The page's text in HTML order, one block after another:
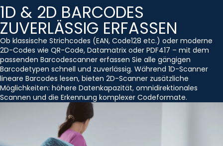
1D & 2D BARCODES
ZUVERLÄSSIG ERFASSEN
Ob klassische Strichcodes (EAN, Code128 etc.) oder moderne
2D-Codes wie QR-Code, Datamatrix oder PDF417 – mit dem
passenden Barcodescanner erfassen Sie alle gängigen
Barcodetypen schnell und zuverlässig. Während 1D-Scanner
lineare Barcodes lesen, bieten 2D-Scanner zusätzliche
Möglichkeiten: höhere Datenkapazität, omnidirektionales
Scannen und die Erkennung komplexer Codeformate.